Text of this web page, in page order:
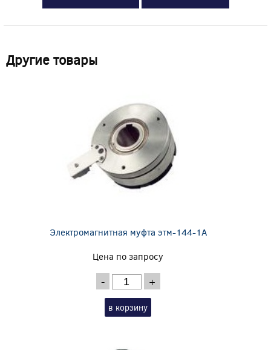
Другие товары
Электромагнитная муфта этм-144-1А
Цена по запросу
- +
в корзину